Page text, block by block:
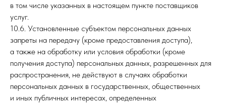
в том числе указанных в настоящем пункте поставщиков
услуг.
10.6. Установленные субъектом персональных данных
запреты на передачу (кроме предоставления доступа),
а также на обработку или условия обработки (кроме
получения доступа) персональных данных, разрешенных для
распространения, не действуют в случаях обработки
персональных данных в государственных, общественных
и иных публичных интересах, определенных